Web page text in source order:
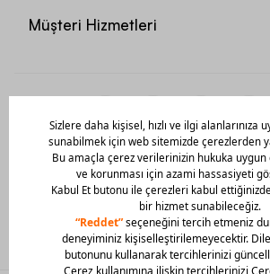
Müşteri Hizmetleri
Mobil Uygulamamızı